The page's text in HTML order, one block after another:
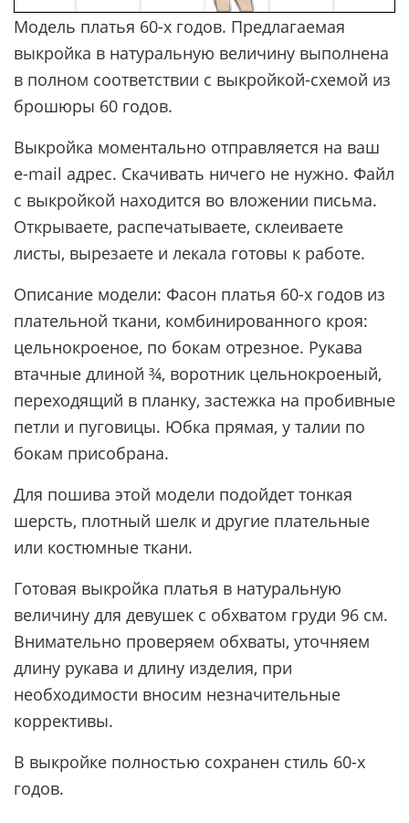
Модель платья 60-х годов. Предлагаемая
выкройка в натуральную величину выполнена
в полном соответствии с выкройкой-схемой из
брошюры 60 годов.
Выкройка моментально отправляется на ваш
e-mail адрес. Скачивать ничего не нужно. Файл
с выкройкой находится во вложении письма.
Открываете, распечатываете, склеиваете
листы, вырезаете и лекала готовы к работе.
Описание модели: Фасон платья 60-х годов из
плательной ткани, комбинированного кроя:
цельнокроеное, по бокам отрезное. Рукава
втачные длиной ¾, воротник цельнокроеный,
переходящий в планку, застежка на пробивные
петли и пуговицы. Юбка прямая, у талии по
бокам присобрана.
Для пошива этой модели подойдет тонкая
шерсть, плотный шелк и другие плательные
или костюмные ткани.
Готовая выкройка платья в натуральную
величину для девушек с обхватом груди 96 см.
Внимательно проверяем обхваты, уточняем
длину рукава и длину изделия, при
необходимости вносим незначительные
коррективы.
В выкройке полностью сохранен стиль 60-х
годов.